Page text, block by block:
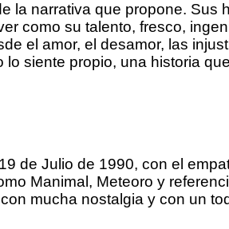
la narrativa que propone. Sus
como su talento, fresco,
el amor, el desamor, las
siente propio, una historia
de Julio de 1990, con el
Manimal, Meteoro y
mucha nostalgia y con un